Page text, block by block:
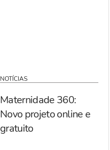
NOTÍCIAS
Maternidade 360:
Novo projeto online e
gratuito